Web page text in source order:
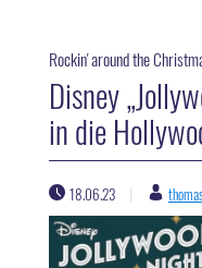
Rockin' around the
Disney
in die
18.06.23 |